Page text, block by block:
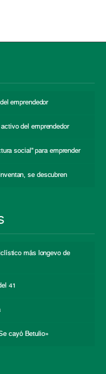
emprendedor
del emprendedor
social” para emprender
se descubren
más longevo de
41
cayó Betulio»